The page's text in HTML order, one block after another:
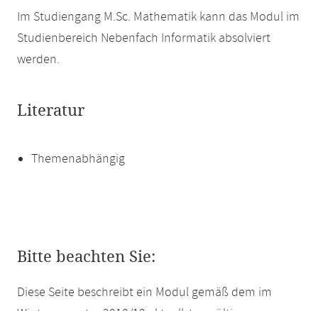
Im Studiengang M.Sc. Mathematik kann das Modul im
Studienbereich Nebenfach Informatik absolviert
werden.
Literatur
Themenabhängig
Bitte beachten Sie:
Diese Seite beschreibt ein Modul gemäß dem im